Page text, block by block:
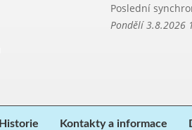
Poslední
Pondělí 3.8.2026
Historie Kontakty a informace